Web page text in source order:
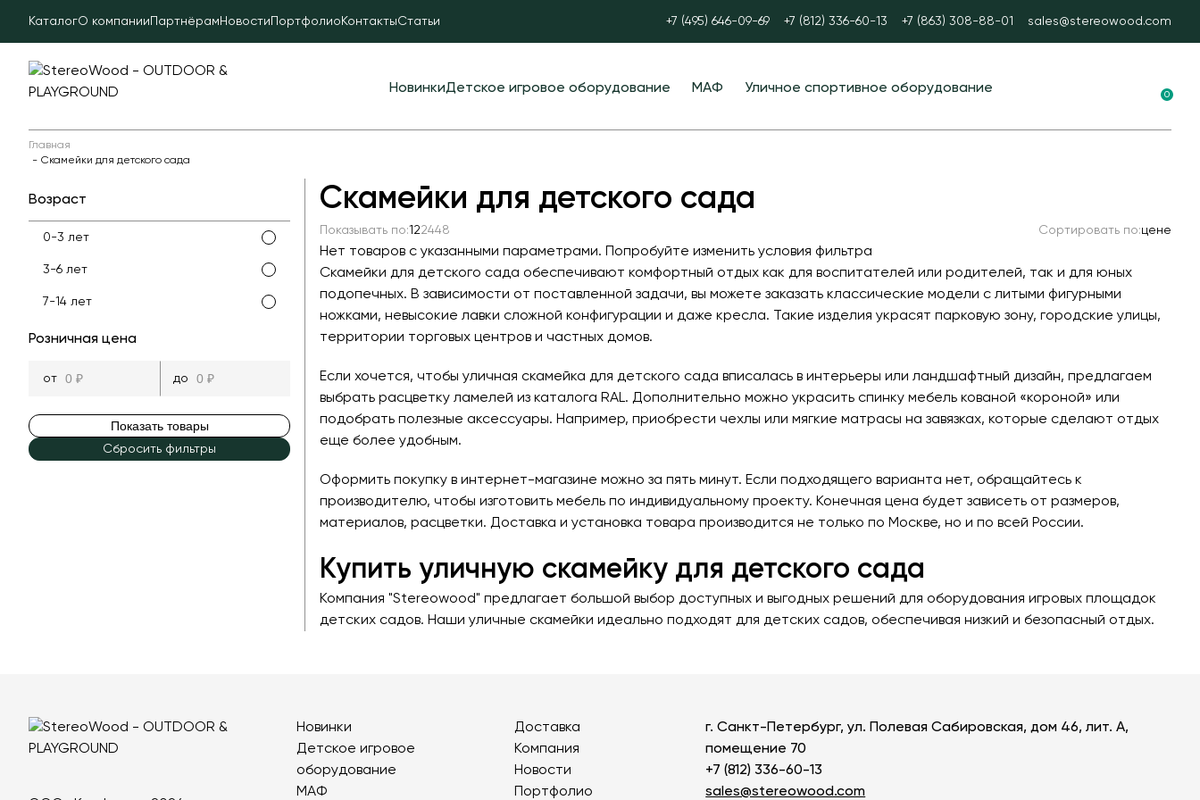
КаталогО компании Партнёрам Новости Портфолио КонтактыСтатьи +7 (495) 646-09-69 +7 (812) 336-60-13 +7 (863) 308-88-01 sales@stereowood.com
НовинкиДетское игровое оборудование
Детские горки
Полосы препятствий
Балансиры
Качели
Детские карусели
Канатные дороги
Песочницы
Игровые элементы
Теневые навесы для детских садов
Встраиваемые уличные батуты
МАФ
Велопарковки
Контейнерные площадки для ТБО
Перголы
Лежаки и шезлонги
Стенды и указатели
дрессировки собак
Показать все товары
Уличное спортивное оборудование
Уличные тренажеры
УРБАНИКА спорт
0
Главная
Скамейки для детского сада
Возраст
0-3 лет
3-6 лет
7-14 лет
Розничная цена
Показать товары
Сбросить фильтры
Скамейки для детского сада
Показывать по:122448 Сортировать по:цене
Нет товаров с указанными параметрами. Попробуйте изменить условия фильтра
Скамейки для детского сада обеспечивают комфортный отдых как для воспитателей или родителей, так и для юных
подопечных. В зависимости от поставленной задачи, вы можете заказать классические модели с литыми фигурными
ножками, невысокие лавки сложной конфигурации и даже кресла. Такие изделия украсят парковую зону, городские улицы,
территории торговых центров и частных домов.
Если хочется, чтобы уличная скамейка для детского сада вписалась в интерьеры или ландшафтный дизайн, предлагаем
выбрать расцветку ламелей из каталога RAL. Дополнительно можно украсить спинку мебель кованой «короной» или
подобрать полезные аксессуары. Например, приобрести чехлы или мягкие матрасы на завязках, которые сделают отдых
еще более удобным.
Оформить покупку в интернет-магазине можно за пять минут. Если подходящего варианта нет, обращайтесь к
производителю, чтобы изготовить мебель по индивидуальному проекту. Конечная цена будет зависеть от размеров,
материалов, расцветки. Доставка и установка товара производится не только по Москве, но и по всей России.
Купить уличную скамейку для детского сада
Компания "Stereowood" предлагает большой выбор доступных и выгодных решений для оборудования игровых площадок
детских садов. Наши уличные скамейки идеально подходят для детских садов, обеспечивая низкий и безопасный отдых.
Новинки
Детское игровое
оборудование
МАФ
Доставка
Компания
Новости
Портфолио
г. Санкт-Петербург, ул. Полевая Сабировская, дом 46, лит. А,
помещение 70
+7 (812) 336-60-13
sales@stereowood.com